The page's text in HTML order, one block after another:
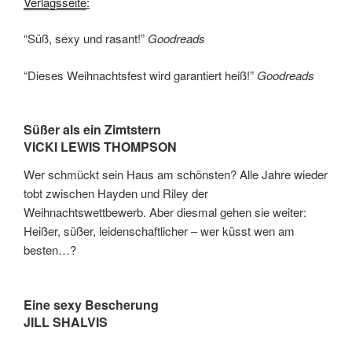
Heißer, süßer, leidenschaftlicher – wer küsst wen am
Eine sexy Bescherung
Neugierig macht Ally das Päckchen auf und traut ihren
Augen nicht: ein unverschämt freches Geschenk nur für
geschickt – um dieses Spielzeug mit ihr auszuprobieren?
Tannenduft und heiße Küsse
RHONDA NELSON
Weihnachtsromantik – bloß nicht, findet Viv. Aber Hank
Bailey, smarter Besitzer einer Tannenbaumplantage, weiß